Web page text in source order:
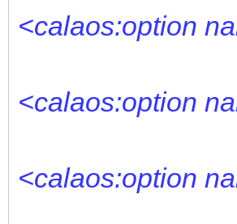
<calaos:option
<calaos:option
<calaos:option